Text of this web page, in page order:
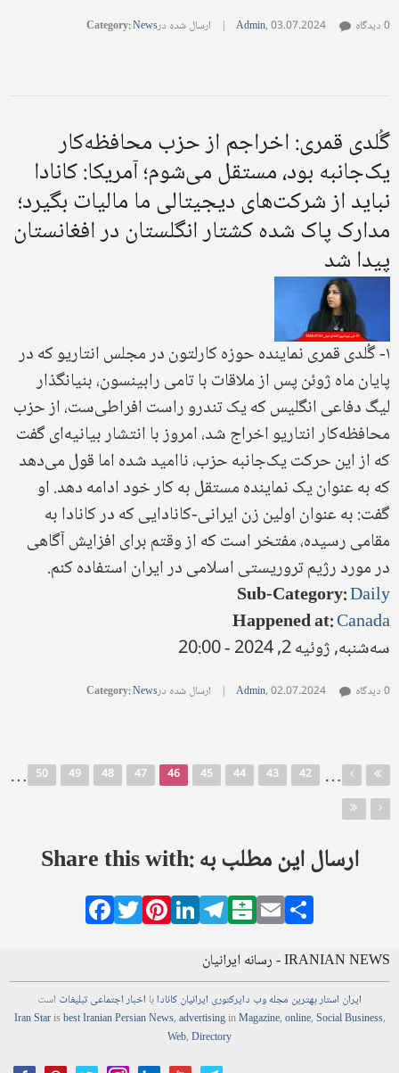
Admin,03.07.2024
| ارسال شده در Category:News 0 دیدگاه
گُلدی قمری: اخراجم از حزب محافظه‌کار
یک‌جانبه بود، مستقل می‌شوم؛ آمریکا: کانادا
نباید از شرکت‌های دیجیتالی ما مالیات بگیرد؛
مدارک پاک شده کشتار انگلستان در افغانستان
پیدا شد
۱- گُلدی قمری نماینده حوزه کارلتون در مجلس انتاریو که در
پایان ماه ژوئن پس از ملاقات با تامی رابینسون، بنیانگذار
لیگ دفاعی انگلیس که یک تندرو راست افراطی‌ست، از حزب
محافظه‌کار انتاریو اخراج شد، امروز با انتشار بیانیه‌ای گفت
که از این حرکت یک‌جانبه حزب، ناامید شده اما قول می‌دهد
که به عنوان یک نماینده مستقل به کار خود ادامه دهد. او
گفت: به عنوان اولین زن ایرانی-کانادایی که در کانادا به
مقامی رسیده، مفتخر است که از وقتم برای افزایش آگاهی
در مورد رژیم تروریستی اسلامی در ایران استفاده کنم.
Sub-Category:Daily
Happened at:Canada
سه‌شنبه, ژوئیه 2, 2024 - 20:00
Admin,02.07.2024
| ارسال شده در Category:News 0 دیدگاه
صفحه‌ها
…
42
43
44
45
46
47
48
49
50
…
Share this with: ارسال این مطلب به
Facebook
TwitterPinterestLinkedIn
Telegram
Balatarin
Email
IRANIAN NEWS - رسانه ایرانیان
ایران استاربهترین مجلهوب دایرکتوری ایرانیان کانادابا اخباراجتماعیتبلیغات است
Iran Starisbest Iranian PersianNews,advertisinginMagazine,online,Social Business,
Web,Directory